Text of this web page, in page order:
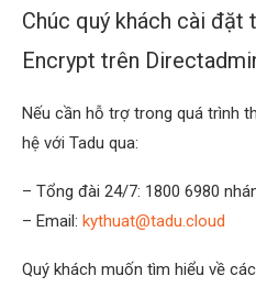
Chúc quý khách cài đặt
Encrypt trên
Nếu cần hỗ trợ trong quá trình
hệ với Tadu qua:
– Tổng đài 24/7: 1800 6980
– Email: kythuat@tadu.cloud
Quý khách muốn tìm hiểu về